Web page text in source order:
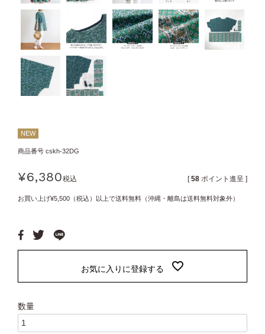
NEW
商品番号 cskh-32DG
¥6,380税込 [ 58 ポイント進呈 ]
お買い上げ¥5,500（税込）以上で送料無料（沖縄・離島は送料無料対象外）
お気に入りに登録する